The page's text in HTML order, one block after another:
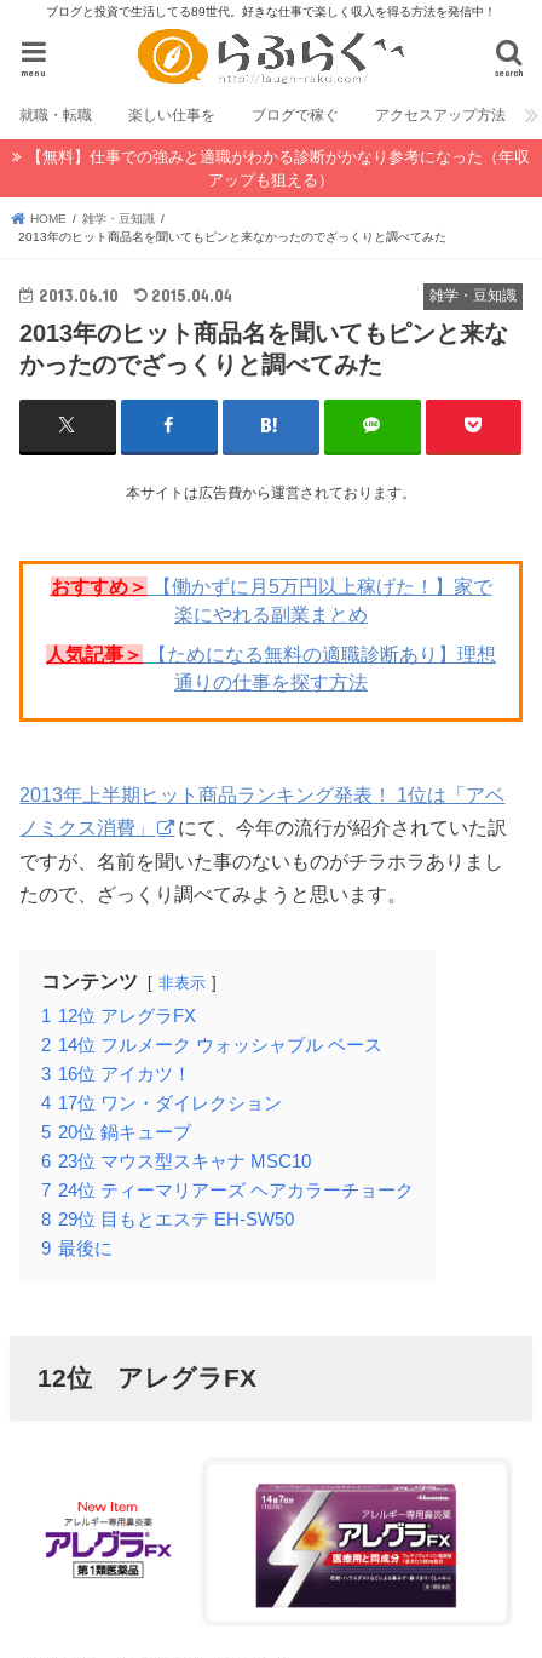
ブログと投資で生活してる89世代。好きな仕事で楽しく収入を得る方法を発信中！
search
menu
就職・転職 楽しい仕事を ブログで稼ぐ アクセスアップ方法
【無料】仕事での強みと適職がわかる診断がかなり参考になった（年収
アップも狙える）
HOME
雑学・豆知識
2013年のヒット商品名を聞いてもピンと来なかったのでざっくりと調べてみた
雑学・豆知識
2013.06.10 2015.04.04
2013年のヒット商品名を聞いてもピンと来な
かったのでざっくりと調べてみた
本サイトは広告費から運営されております。
おすすめ＞
【働かずに月5万円以上稼げた！】家で
楽にやれる副業まとめ
人気記事＞
【ためになる無料の適職診断あり】理想
通りの仕事を探す方法
2013年上半期ヒット商品ランキング発表！ 1位は「アベ
ノミクス消費」
にて、今年の流行が紹介されていた訳
ですが、名前を聞いた事のないものがチラホラありまし
たので、ざっくり調べてみようと思います。
コンテンツ 非表示
1 12位 アレグラFX
2 14位 フルメーク ウォッシャブル ベース
3 16位 アイカツ！
4 17位 ワン・ダイレクション
5 20位 鍋キューブ
6 23位 マウス型スキャナ MSC10
7 24位 ティーマリアーズ ヘアカラーチョーク
8 29位 目もとエステ EH-SW50
9 最後に
12位 アレグラFX